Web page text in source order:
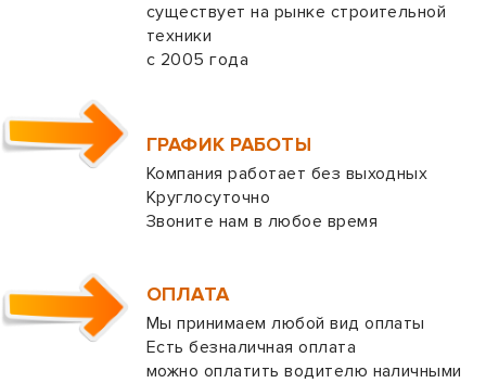
существует на рынке строительной
техники
с 2005 года
ГРАФИК РАБОТЫ
Компания работает без выходных
Круглосуточно
Звоните нам в любое время
ОПЛАТА
Мы принимаем любой вид оплаты
Есть безналичная оплата
можно оплатить водителю наличными